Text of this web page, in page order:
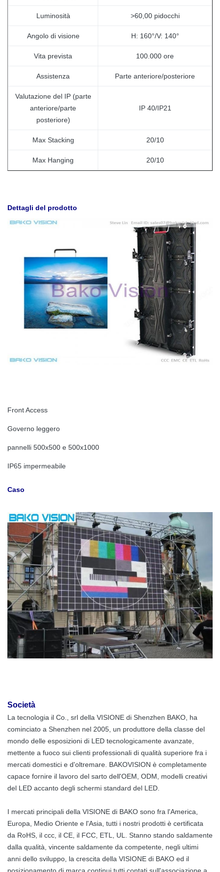
Luminosità >60,00 pidocchi
Angolo di visione H: 160°/V: 140°
Vita prevista 100.000 ore
Assistenza Parte anteriore/posteriore
Valutazione del IP (parte
anteriore/parte
posteriore)
IP 40/IP21
Max Stacking 20/10
Max Hanging 20/10
Dettagli del prodotto
Front Access
Governo leggero
pannelli 500x500 e 500x1000
IP65 impermeabile
Caso
Società
La tecnologia il Co., srl della VISIONE di Shenzhen BAKO, ha
cominciato a Shenzhen nel 2005, un produttore della classe del
mondo delle esposizioni di LED tecnologicamente avanzate,
mettente a fuoco sui clienti professionali di qualità superiore fra i
mercati domestici e d'oltremare. BAKOVISION è completamente
capace fornire il lavoro del sarto dell'OEM, ODM, modelli creativi
del LED accanto degli schermi standard del LED.
I mercati principali della VISIONE di BAKO sono fra l'America,
Europa, Medio Oriente e l'Asia, tutti i nostri prodotti è certificata
da RoHS, il ccc, il CE, il FCC, ETL, UL. Stanno stando saldamente
dalla qualità, vincente saldamente da competente, negli ultimi
anni dello sviluppo, la crescita della VISIONE di BAKO ed il